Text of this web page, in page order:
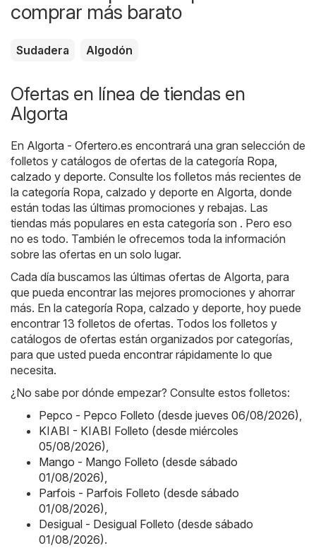
comprar más barato
Sudadera Algodón
Ofertas en línea de tiendas en
Algorta
En Algorta - Ofertero.es encontrará una gran selección de
folletos y catálogos de ofertas de la categoría Ropa,
calzado y deporte. Consulte los folletos más recientes de
la categoría Ropa, calzado y deporte en Algorta, donde
están todas las últimas promociones y rebajas. Las
tiendas más populares en esta categoría son . Pero eso
no es todo. También le ofrecemos toda la información
sobre las ofertas en un solo lugar.
Cada día buscamos las últimas ofertas de Algorta, para
que pueda encontrar las mejores promociones y ahorrar
más. En la categoría Ropa, calzado y deporte, hoy puede
encontrar 13 folletos de ofertas. Todos los folletos y
catálogos de ofertas están organizados por categorías,
para que usted pueda encontrar rápidamente lo que
necesita.
¿No sabe por dónde empezar? Consulte estos folletos:
Pepco - Pepco Folleto (desde jueves 06/08/2026),
KIABI - KIABI Folleto (desde miércoles
05/08/2026),
Mango - Mango Folleto (desde sábado
01/08/2026),
Parfois - Parfois Folleto (desde sábado
01/08/2026),
Desigual - Desigual Folleto (desde sábado
01/08/2026).